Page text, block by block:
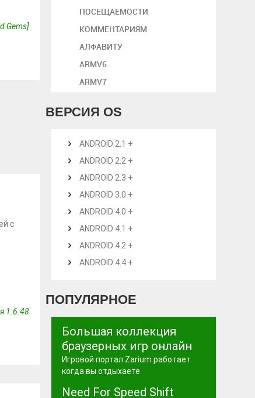
Gems]
с
1.6.48
ПОСЕЩАЕМОСТИ
КОММЕНТАРИЯМ
АЛФАВИТУ
ARMV6
ARMV7
ВЕРСИЯ OS
ANDROID 2.1 +
ANDROID 2.2 +
ANDROID 2.3 +
ANDROID 3.0 +
ANDROID 4.0 +
ANDROID 4.1 +
ANDROID 4.2 +
ANDROID 4.4 +
ПОПУЛЯРНОЕ
Большая коллекция
браузерных игр онлайн
Игровой портал Zarium работает
когда вы отдыхаете
Need For Speed Shift